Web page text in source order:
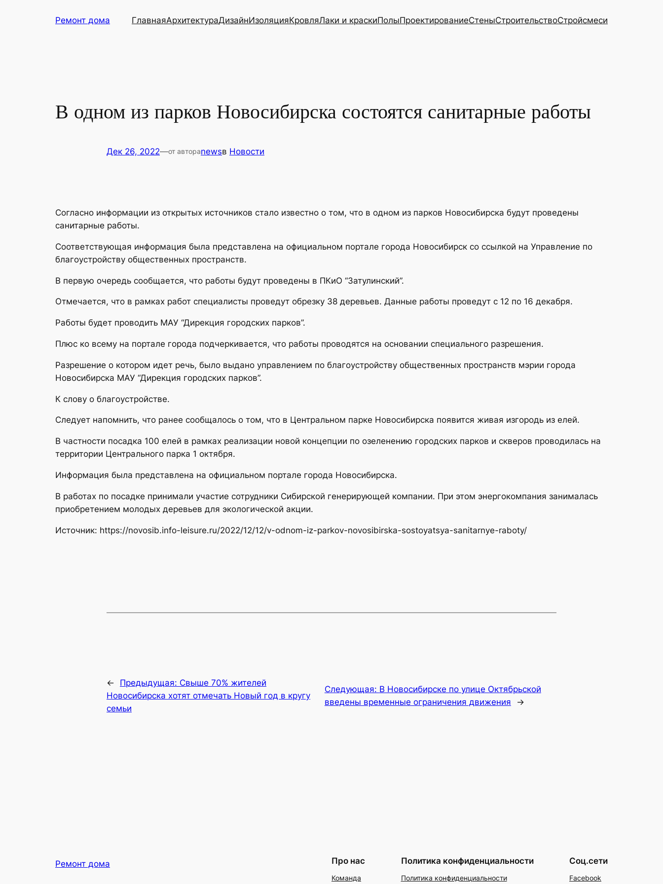
Ремонт дома ГлавнаяАрхитектураДизайнИзоляцияКровляЛаки и краскиПолыПроектированиеСтеныСтроительствоСтройсмеси
В одном из парков Новосибирска состоятся санитарные работы
Дек 26, 2022—от автораnewsв Новости
Согласно информации из открытых источников стало известно о том, что в одном из парков Новосибирска будут проведены
санитарные работы.
Соответствующая информация была представлена на официальном портале города Новосибирск со ссылкой на Управление по
благоустройству общественных пространств.
В первую очередь сообщается, что работы будут проведены в ПКиО “Затулинский”.
Отмечается, что в рамках работ специалисты проведут обрезку 38 деревьев. Данные работы проведут с 12 по 16 декабря.
Работы будет проводить МАУ “Дирекция городских парков”.
Плюс ко всему на портале города подчеркивается, что работы проводятся на основании специального разрешения.
Разрешение о котором идет речь, было выдано управлением по благоустройству общественных пространств мэрии города
Новосибирска МАУ “Дирекция городских парков”.
К слову о благоустройстве.
Следует напомнить, что ранее сообщалось о том, что в Центральном парке Новосибирска появится живая изгородь из елей.
В частности посадка 100 елей в рамках реализации новой концепции по озеленению городских парков и скверов проводилась на
территории Центрального парка 1 октября.
Информация была представлена на официальном портале города Новосибирска.
В работах по посадке принимали участие сотрудники Сибирской генерирующей компании. При этом энергокомпания занималась
приобретением молодых деревьев для экологической акции.
Источник: https://novosib.info-leisure.ru/2022/12/12/v-odnom-iz-parkov-novosibirska-sostoyatsya-sanitarnye-raboty/
← Предыдущая: Свыше 70% жителей
Новосибирска хотят отмечать Новый год в кругу
семьи
Следующая: В Новосибирске по улице Октябрьской
введены временные ограничения движения
→
Ремонт дома Про нас
Команда
Политика конфиденциальности
Политика конфиденциальности
Соц.сети
Facebook